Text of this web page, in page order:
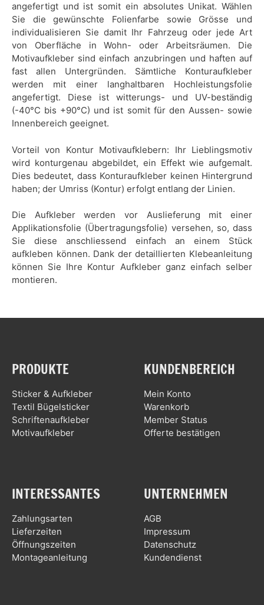
angefertigt und ist somit ein absolutes Unikat. Wählen
Sie die gewünschte Folienfarbe sowie Grösse und
individualisieren Sie damit Ihr Fahrzeug oder jede Art
von Oberfläche in Wohn- oder Arbeitsräumen. Die
Motivaufkleber sind einfach anzubringen und haften auf
fast allen Untergründen. Sämtliche Konturaufkleber
werden mit einer langhaltbaren Hochleistungsfolie
angefertigt. Diese ist witterungs- und UV-beständig
(-40°C bis +90°C) und ist somit für den Aussen- sowie
Innenbereich geeignet.
Vorteil von Kontur Motivaufklebern: Ihr Lieblingsmotiv
wird konturgenau abgebildet, ein Effekt wie aufgemalt.
Dies bedeutet, dass Konturaufkleber keinen Hintergrund
haben; der Umriss (Kontur) erfolgt entlang der Linien.
Die Aufkleber werden vor Auslieferung mit einer
Applikationsfolie (Übertragungsfolie) versehen, so, dass
Sie diese anschliessend einfach an einem Stück
aufkleben können. Dank der detaillierten Klebeanleitung
können Sie Ihre Kontur Aufkleber ganz einfach selber
montieren.
PRODUKTE
Sticker & Aufkleber
Textil Bügelsticker
Schriftenaufkleber
Motivaufkleber
KUNDENBEREICH
Mein Konto
Warenkorb
Member Status
Offerte bestätigen
INTERESSANTES
Zahlungsarten
Lieferzeiten
Öffnungszeiten
Montageanleitung
UNTERNEHMEN
AGB
Impressum
Datenschutz
Kundendienst